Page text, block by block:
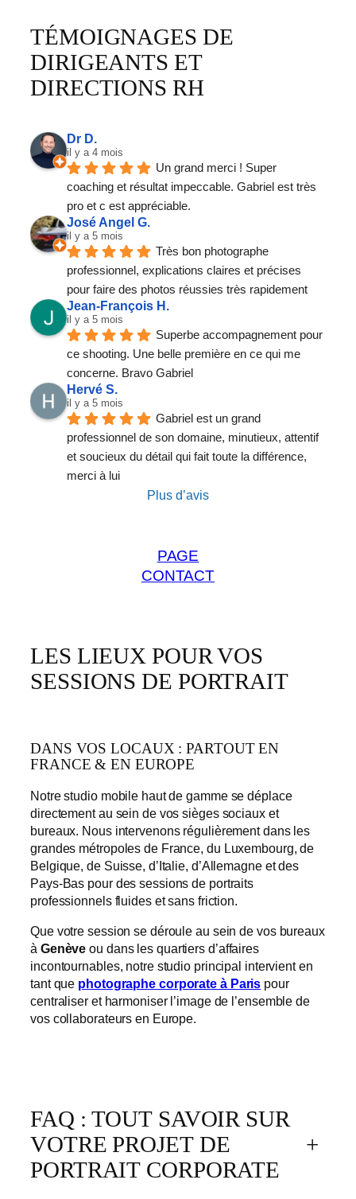
TÉMOIGNAGES DE
DIRIGEANTS ET
DIRECTIONS RH
Dr D.
il y a 4 mois
Un grand merci ! Super
coaching et résultat impeccable. Gabriel est très
pro et c est appréciable.
José Angel G.
il y a 5 mois
Très bon photographe
professionnel, explications claires et précises
pour faire des photos réussies très rapidement
Jean-François H.
il y a 5 mois
Superbe accompagnement pour
ce shooting. Une belle première en ce qui me
concerne. Bravo Gabriel
Hervé S.
il y a 5 mois
Gabriel est un grand
professionnel de son domaine, minutieux, attentif
et soucieux du détail qui fait toute la différence,
merci à lui
Plus d’avis
PAGE
CONTACT
LES LIEUX POUR VOS
SESSIONS DE PORTRAIT
DANS VOS LOCAUX : PARTOUT EN
FRANCE & EN EUROPE
Notre studio mobile haut de gamme se déplace
directement au sein de vos sièges sociaux et
bureaux. Nous intervenons régulièrement dans les
grandes métropoles de France, du Luxembourg, de
Belgique, de Suisse, d’Italie, d’Allemagne et des
Pays-Bas pour des sessions de portraits
professionnels fluides et sans friction.
Que votre session se déroule au sein de vos bureaux
à Genève ou dans les quartiers d’affaires
incontournables, notre studio principal intervient en
tant que photographe corporate à Paris pour
centraliser et harmoniser l’image de l’ensemble de
vos collaborateurs en Europe.
FAQ : TOUT SAVOIR SUR
VOTRE PROJET DE
PORTRAIT CORPORATE
+